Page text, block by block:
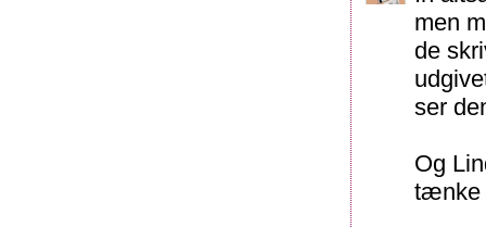
men
de
ser
Og
tænke